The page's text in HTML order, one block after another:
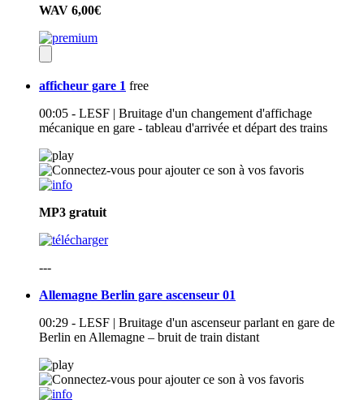
WAV 6,00€
afficheur gare 1 free
00:05 - LESF | Bruitage d'un changement d'affichage
mécanique en gare - tableau d'arrivée et départ des trains
MP3 gratuit
---
Allemagne Berlin gare ascenseur 01
00:29 - LESF | Bruitage d'un ascenseur parlant en gare de
Berlin en Allemagne – bruit de train distant